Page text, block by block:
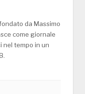
da Massimo
come giornale
nel tempo in un